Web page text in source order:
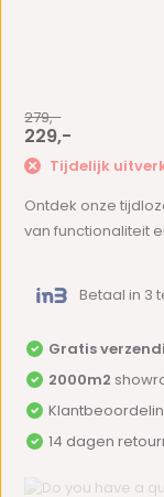
279,-
229,-
Tijdelijk
Ontdek onze
van functionaliteit
Betaal in 3
Gratis
2000m2
14 dagen